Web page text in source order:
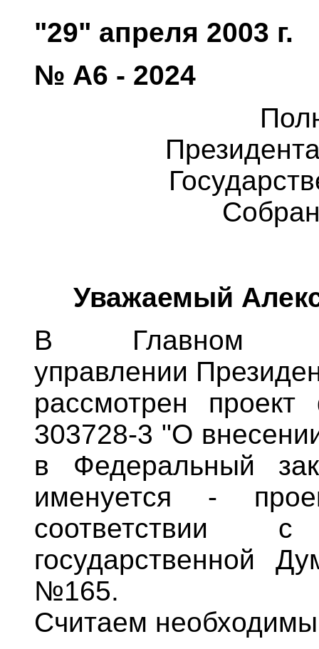
"29" апреля 2003 г.
№ А6 - 2024
Уважаемый
В Главном
управлении
рассмотрен
303728-3 "О
в Федеральный
именуется -
соответствии
государственной
№165.
Считаем